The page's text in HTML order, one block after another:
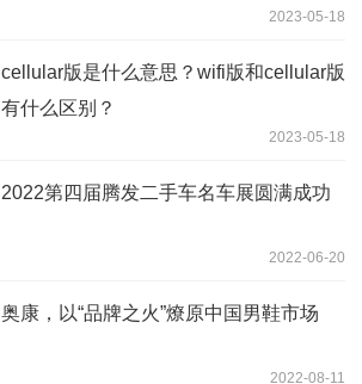
2023-05-18
cellular版是什么意思？wifi版和cellular版
有什么区别？
2023-05-18
2022第四届腾发二手车名车展圆满成功
2022-06-20
奥康，以“品牌之火”燎原中国男鞋市场
2022-08-11